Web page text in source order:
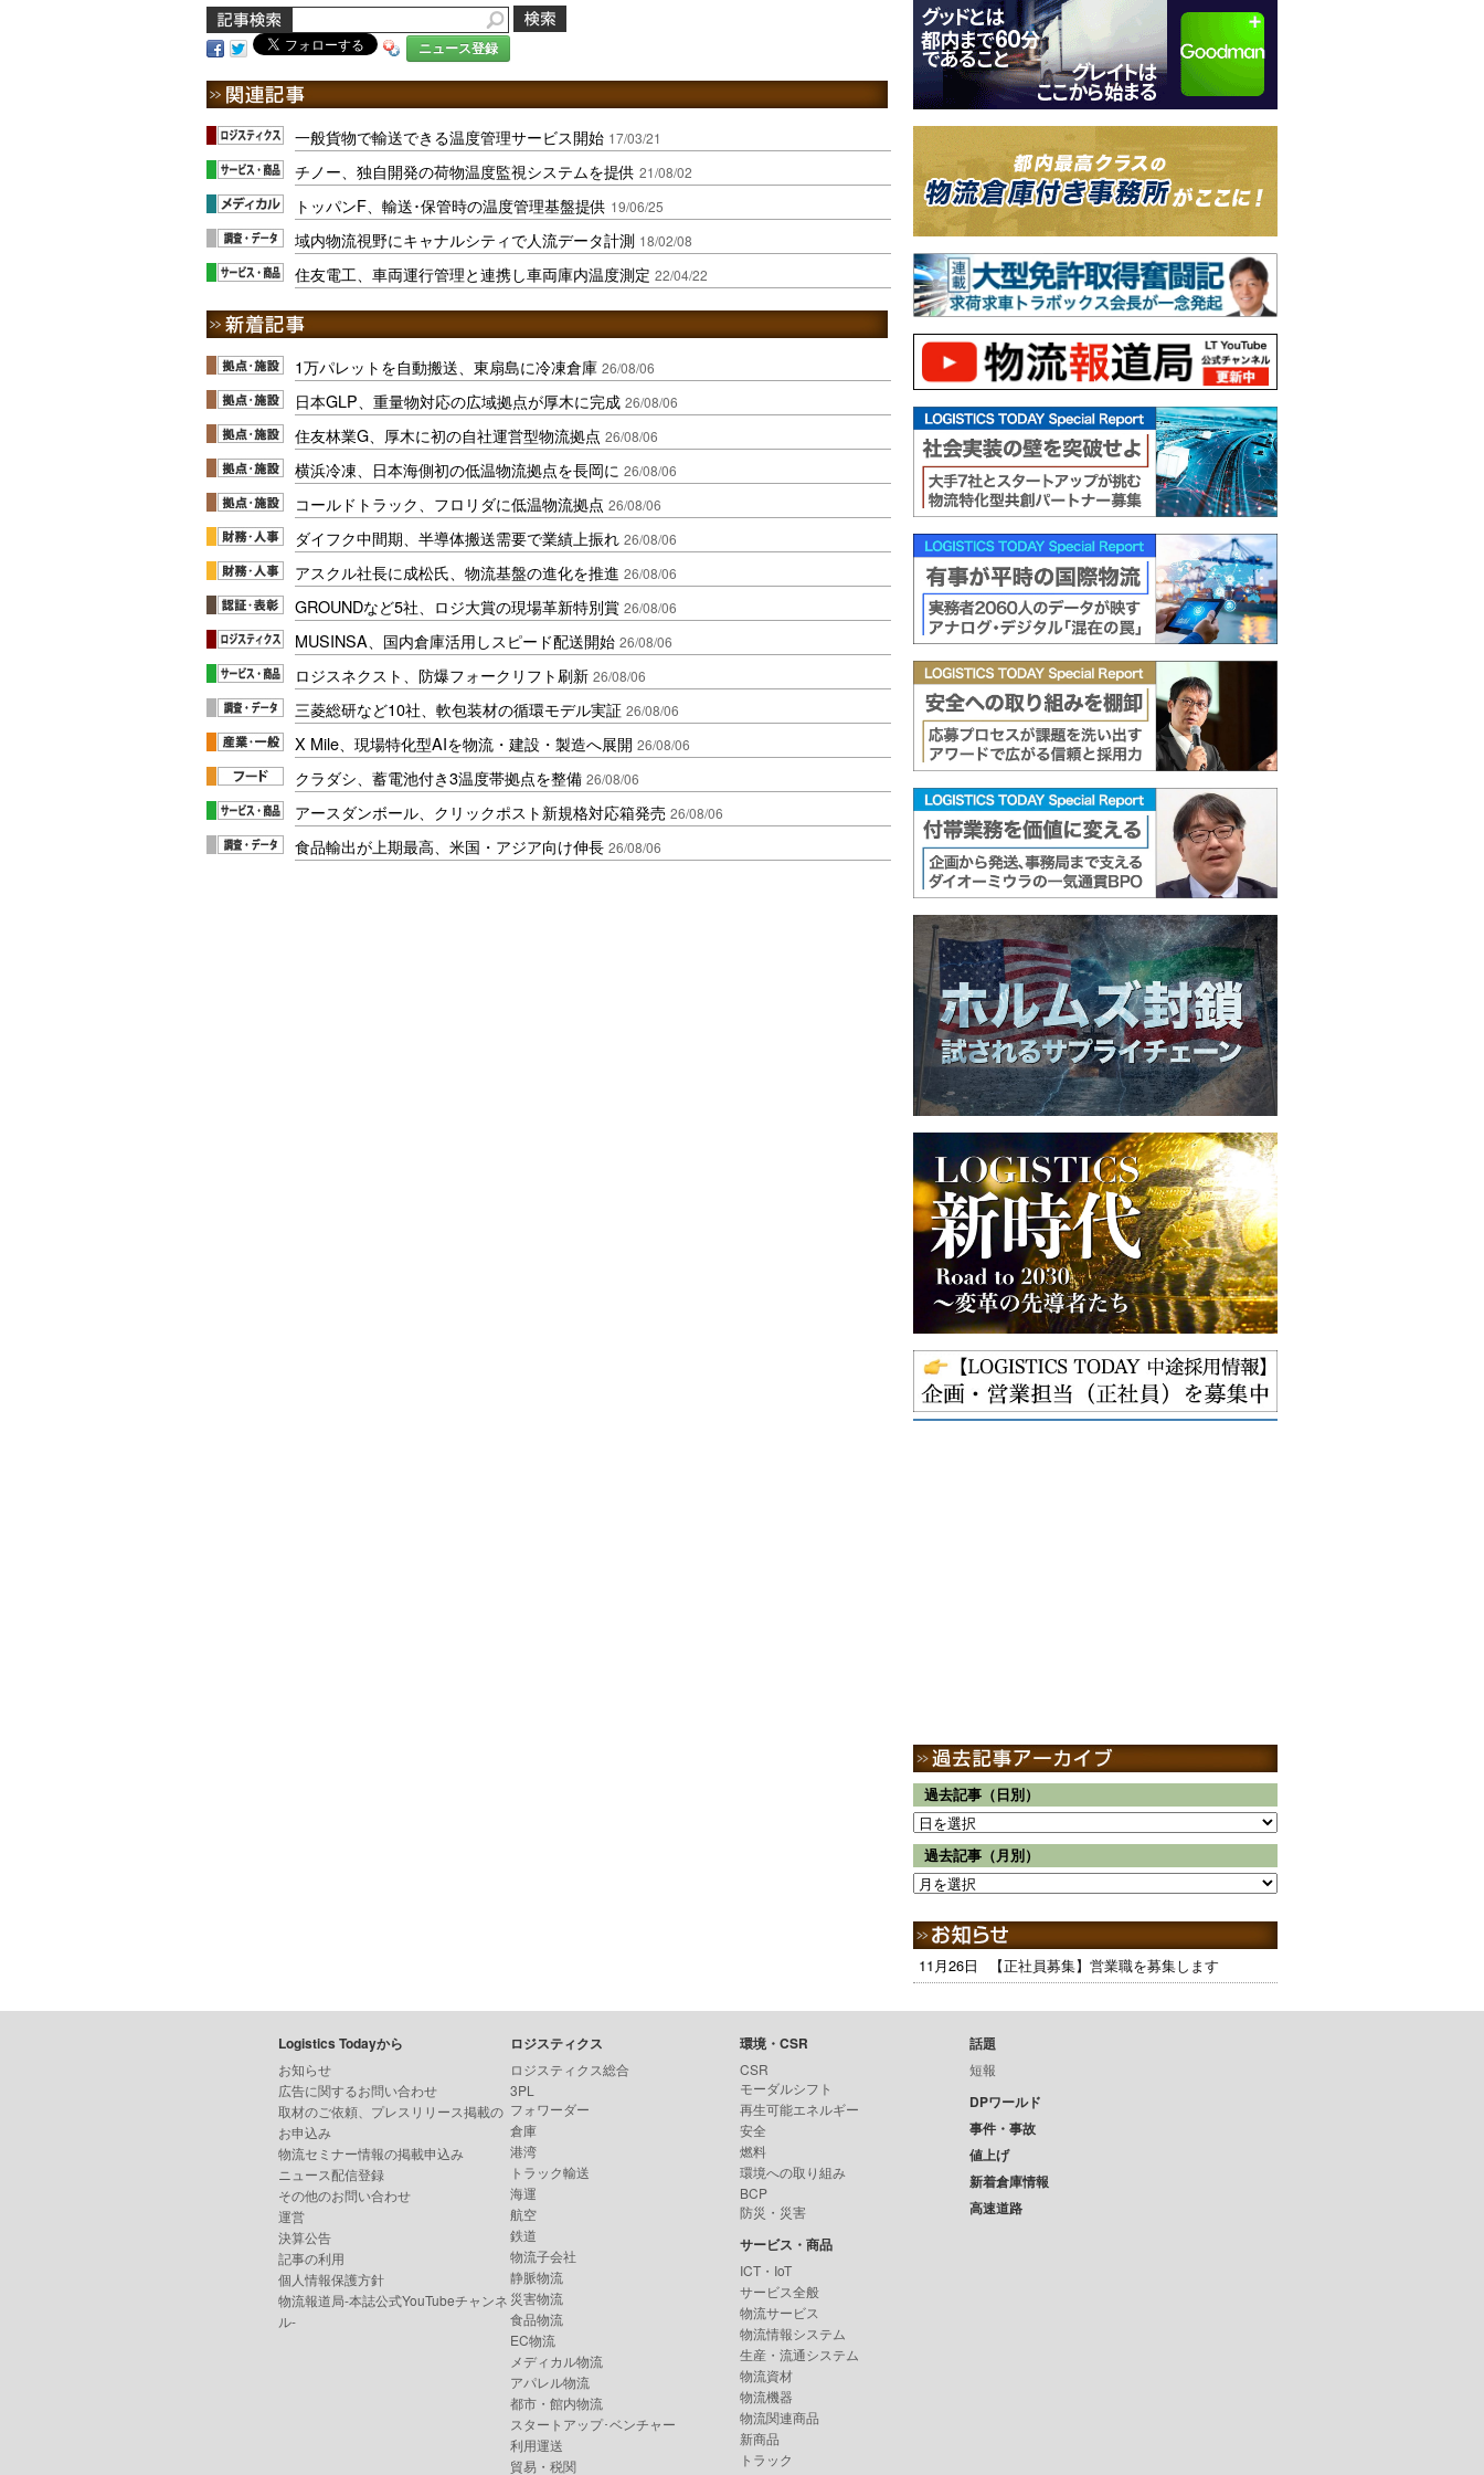
ニュース登録
一般貨物で輸送できる温度管理サービス開始 17/03/21
チノー、独自開発の荷物温度監視システムを提供 21/08/02
トッパンF、輸送･保管時の温度管理基盤提供 19/06/25
域内物流視野にキャナルシティで人流データ計測 18/02/08
住友電工、車両運行管理と連携し車両庫内温度測定 22/04/22
1万パレットを自動搬送、東扇島に冷凍倉庫 26/08/06
日本GLP、重量物対応の広域拠点が厚木に完成 26/08/06
住友林業G、厚木に初の自社運営型物流拠点 26/08/06
横浜冷凍、日本海側初の低温物流拠点を長岡に 26/08/06
コールドトラック、フロリダに低温物流拠点 26/08/06
ダイフク中間期、半導体搬送需要で業績上振れ 26/08/06
アスクル社長に成松氏、物流基盤の進化を推進 26/08/06
GROUNDなど5社、ロジ大賞の現場革新特別賞 26/08/06
MUSINSA、国内倉庫活用しスピード配送開始 26/08/06
ロジスネクスト、防爆フォークリフト刷新 26/08/06
三菱総研など10社、軟包装材の循環モデル実証 26/08/06
X Mile、現場特化型AIを物流・建設・製造へ展開 26/08/06
クラダシ、蓄電池付き3温度帯拠点を整備 26/08/06
アースダンボール、クリックポスト新規格対応箱発売 26/08/06
食品輸出が上期最高、米国・アジア向け伸長 26/08/06
過去記事（日別）
過去記事（月別）
11月26日 【正社員募集】営業職を募集します
Logistics Todayから
お知らせ
広告に関するお問い合わせ
取材のご依頼、プレスリリース掲載の
お申込み
物流セミナー情報の掲載申込み
ニュース配信登録
その他のお問い合わせ
運営
決算公告
記事の利用
個人情報保護方針
物流報道局-本誌公式YouTubeチャンネ
ル-
ロジスティクス
ロジスティクス総合
3PL
フォワーダー
倉庫
港湾
トラック輸送
海運
航空
鉄道
物流子会社
静脈物流
災害物流
食品物流
EC物流
メディカル物流
アパレル物流
都市・館内物流
スタートアップ･ベンチャー
利用運送
貿易・税関
環境・CSR
CSR
モーダルシフト
再生可能エネルギー
安全
燃料
環境への取り組み
BCP
防災・災害
サービス・商品
ICT・IoT
サービス全般
物流サービス
物流情報システム
生産・流通システム
物流資材
物流機器
物流関連商品
新商品
トラック
話題
短報
DPワールド
事件・事故
値上げ
新着倉庫情報
高速道路